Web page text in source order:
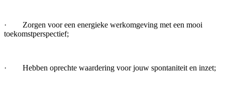
· Zorgen voor een energieke werkomgeving met een mooi
toekomstperspectief;
· Hebben oprechte waardering voor jouw spontaniteit en inzet;